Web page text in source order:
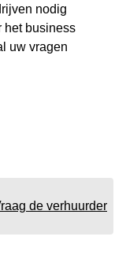
nodig
het business
uw vragen
de verhuurder